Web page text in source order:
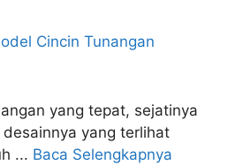
Cincin Tunangan
yang tepat, sejatinya
yang terlihat
... Baca Selengkapnya